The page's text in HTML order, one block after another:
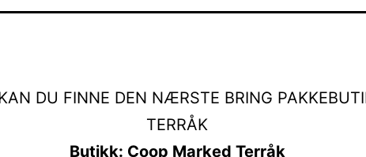
DU FINNE DEN NÆRSTE BRING
TERRÅK
Butikk: Coop Marked Terråk